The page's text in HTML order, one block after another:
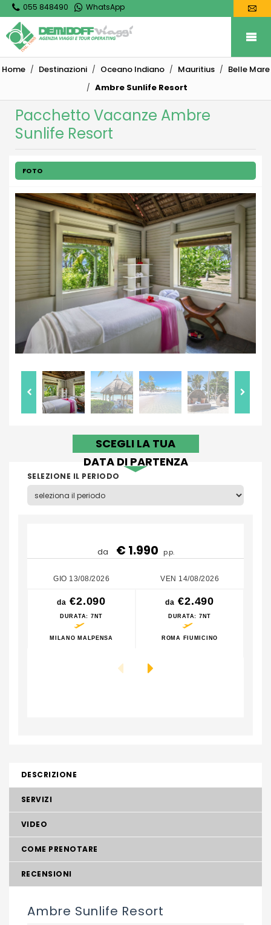
055 848490 WhatsApp
Home Destinazioni Oceano Indiano Mauritius
Belle Mare
Ambre Sunlife Resort
Pacchetto Vacanze Ambre
Sunlife Resort
FOTO
SCEGLI LA TUA
DATA DI PARTENZA
SELEZIONE IL PERIODO
da € 1.990 p.p.
GIO 13/08/2026
da €2.090
DURATA: 7NT
MILANO MALPENSA
VEN 14/08/2026
da €2.490
DURATA: 7NT
ROMA FIUMICINO
DESCRIZIONE
SERVIZI
VIDEO
COME PRENOTARE
RECENSIONI
Ambre Sunlife Resort